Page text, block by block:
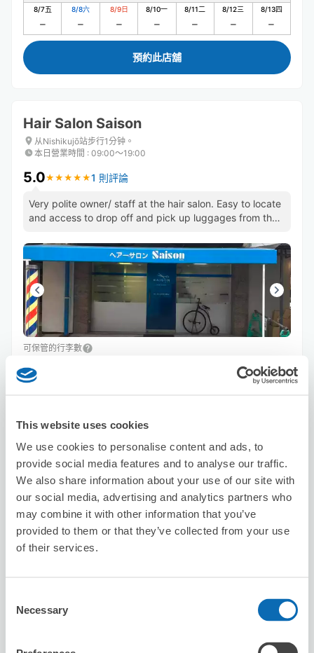
This website uses cookies
We use cookies to personalise content and ads, to
provide social media features and to analyse our traffic.
We also share information about your use of our site with
our social media, advertising and analytics partners who
may combine it with other information that you’ve
provided to them or that they’ve collected from your use
of their services.
Selection
Necessary
8/7五 8/8六 8/9日 8/10一 8/11二 8/12三 8/13四
預約此店舖
Hair Salon Saison
从Nishikujō站步行1分钟。
本日營業時間 : 09:00〜19:00
5.0★ ★ ★ ★ ★
★ ★ ★ ★ ★1 則評論
Very polite owner/ staff at the hair salon. Easy to locate
and access to drop off and pick up luggages from the
可保管的行李數
預約此店舖
Seven-Eleven Osaka Sakaigawa 1-
chome
从Kujo站步行6分钟。